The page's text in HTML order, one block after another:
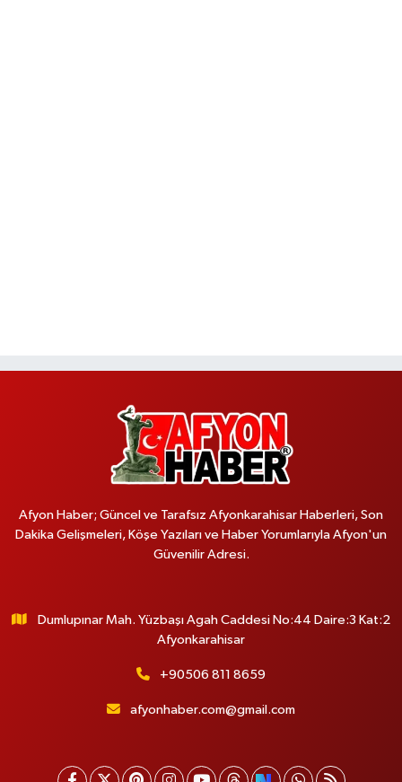
Afyon Haber; Güncel ve Tarafsız Afyonkarahisar Haberleri, Son
Dakika Gelişmeleri, Köşe Yazıları ve Haber Yorumlarıyla Afyon'un
Güvenilir Adresi.
Dumlupınar Mah. Yüzbaşı Agah Caddesi No:44 Daire:3 Kat:2
Afyonkarahisar
+90506 811 8659
afyonhaber.com@gmail.com